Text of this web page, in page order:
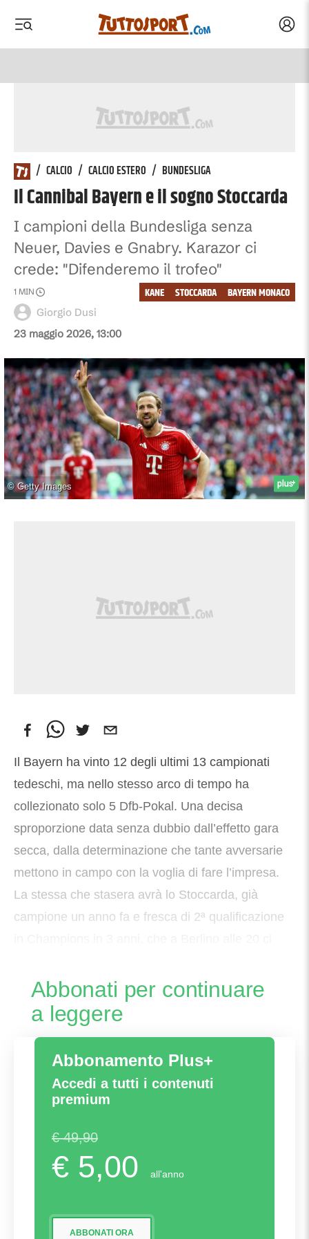
/ CALCIO / CALCIO ESTERO / BUNDESLIGA
Il Cannibal Bayern e il sogno Stoccarda
I campioni della Bundesliga senza
Neuer, Davies e Gnabry. Karazor ci
crede: "Difenderemo il trofeo"
23 maggio 2026, 13:00
Giorgio Dusi
1 MIN BAYERN MONACO
STOCCARDA
KANE
©Getty Images
Il Bayern ha vinto 12 degli ultimi 13 campionati
tedeschi, ma nello stesso arco di tempo ha
collezionato solo 5 Dfb-Pokal. Una decisa
sproporzione data senza dubbio dall’effetto gara
secca, dalla determinazione che tante avversarie
mettono in campo con la voglia di fare l’impresa.
La stessa che stasera avrà lo Stoccarda, già
campione un anno fa e fresca di 2ª qualificazione
Abbonati per continuare
a leggere
Abbonamento Plus+
Accedi a tutti i contenuti
premium
€ 49,90
€ 5,00 all'anno
ABBONATI ORA